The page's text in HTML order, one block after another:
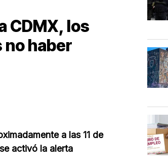
CDMX, los
haber
a las 11 de
activó la alerta